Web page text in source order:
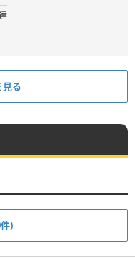
見る
)